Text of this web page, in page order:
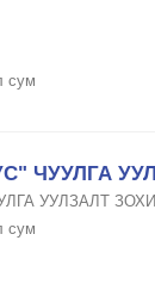
сум
ЧУУЛГА
УУЛЗАЛТ
сум